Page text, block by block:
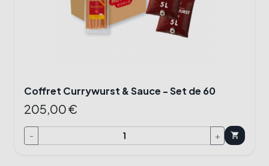
Coffret Currywurst & Sauce - Set de 60
205,00 €
- + shopping_cart